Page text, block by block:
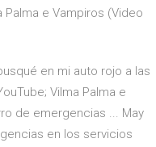
Palma e Vampiros (Video
en mi auto rojo a las
Vilma Palma e
de emergencias ... May
en los servicios